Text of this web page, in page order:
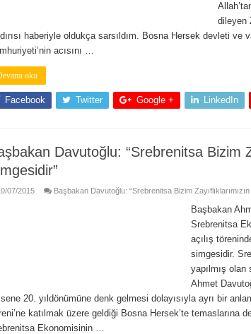
dileyen
haberiyle oldukça sarsıldım. Bosna Hersek devleti ve
acısını …
oku
Facebook Twitter Google + LinkedIn
Davutoğlu: “Srebrenitsa Bizim
07/2015 Başbakan Davutoğlu: “Srebrenitsa Bizim
Başbakan
Srebrenitsa
açılış
simgesidir.
yapılmış olan
Ahmet
20. yıldönümüne denk gelmesi dolayısıyla ayrı bir
katılmak üzere geldiği Bosna Hersek’te temaslarına
Ekonomisinin …